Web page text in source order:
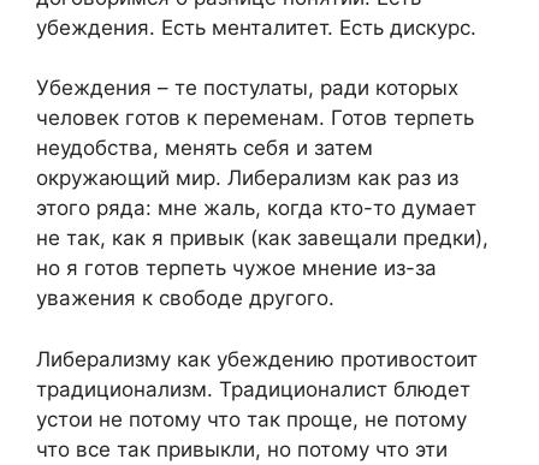
убеждения. Есть менталитет. Есть дискурс.
Убеждения – те постулаты, ради которых
человек готов к переменам. Готов терпеть
неудобства, менять себя и затем
окружающий мир. Либерализм как раз из
этого ряда: мне жаль, когда кто-то думает
не так, как я привык (как завещали предки),
но я готов терпеть чужое мнение из-за
уважения к свободе другого.
Либерализму как убеждению противостоит
традиционализм. Традиционалист блюдет
устои не потому что так проще, не потому
что все так привыкли, но потому что эти